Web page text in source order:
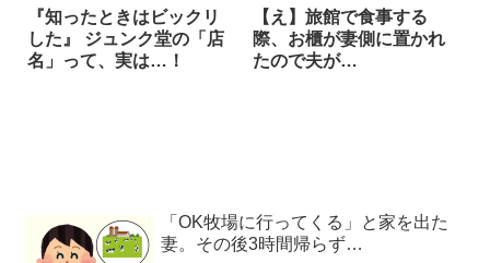
『知ったときはビックリ
した』 ジュンク堂の「店
名」って、実は…！
【え】旅館で食事する
際、お櫃が妻側に置かれ
たので夫が…
「OK牧場に行ってくる」と家を出た
妻。その後3時間帰らず…